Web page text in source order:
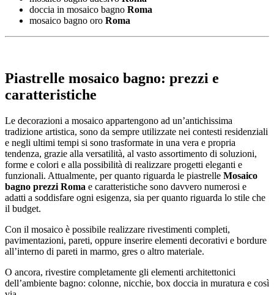
doccia in mosaico bagno Roma
mosaico bagno oro Roma
Piastrelle mosaico bagno: prezzi e
caratteristiche
Le decorazioni a mosaico appartengono ad un’antichissima
tradizione artistica, sono da sempre utilizzate nei contesti residenziali
e negli ultimi tempi si sono trasformate in una vera e propria
tendenza, grazie alla versatilità, al vasto assortimento di soluzioni,
forme e colori e alla possibilità di realizzare progetti eleganti e
funzionali. Attualmente, per quanto riguarda le piastrelle Mosaico
bagno prezzi Roma e caratteristiche sono davvero numerosi e
adatti a soddisfare ogni esigenza, sia per quanto riguarda lo stile che
il budget.
Con il mosaico è possibile realizzare rivestimenti completi,
pavimentazioni, pareti, oppure inserire elementi decorativi e bordure
all’interno di pareti in marmo, gres o altro materiale.
O ancora, rivestire completamente gli elementi architettonici
dell’ambiente bagno: colonne, nicchie, box doccia in muratura e così